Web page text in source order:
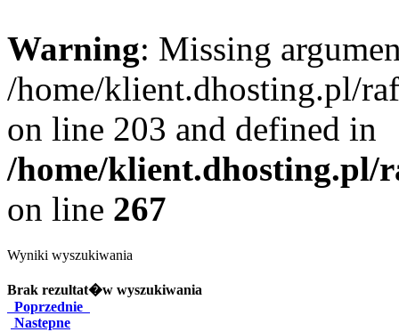
Warning: Missing
/home/klient.dhosting.pl/
on line 203 and defined in
/home/klient.dhosting.pl/
on line 267
Wyniki wyszukiwania
Brak rezultat�w wyszukiwania
Poprzednie
Nastepne